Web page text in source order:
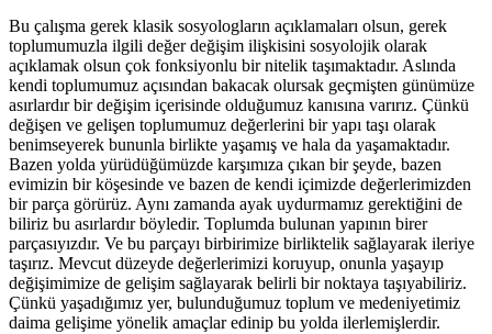
Bu çalışma gerek klasik sosyologların açıklamaları olsun, gerek
toplumumuzla ilgili değer değişim ilişkisini sosyolojik olarak
açıklamak olsun çok fonksiyonlu bir nitelik taşımaktadır. Aslında
kendi toplumumuz açısından bakacak olursak geçmişten günümüze
asırlardır bir değişim içerisinde olduğumuz kanısına varırız. Çünkü
değişen ve gelişen toplumumuz değerlerini bir yapı taşı olarak
benimseyerek bununla birlikte yaşamış ve hala da yaşamaktadır.
Bazen yolda yürüdüğümüzde karşımıza çıkan bir şeyde, bazen
evimizin bir köşesinde ve bazen de kendi içimizde değerlerimizden
bir parça görürüz. Aynı zamanda ayak uydurmamız gerektiğini de
biliriz bu asırlardır böyledir. Toplumda bulunan yapının birer
parçasıyızdır. Ve bu parçayı birbirimize birliktelik sağlayarak ileriye
taşırız. Mevcut düzeyde değerlerimizi koruyup, onunla yaşayıp
değişimimize de gelişim sağlayarak belirli bir noktaya taşıyabiliriz.
Çünkü yaşadığımız yer, bulunduğumuz toplum ve medeniyetimiz
daima gelişime yönelik amaçlar edinip bu yolda ilerlemişlerdir.